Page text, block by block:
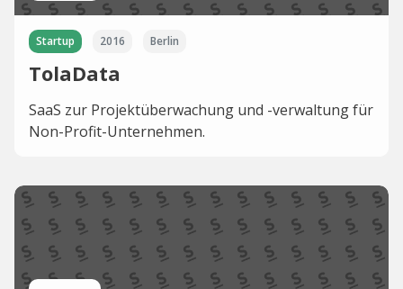
Startup 2016 Berlin
TolaData
SaaS zur Projektüberwachung und -verwaltung für
Non-Profit-Unternehmen.